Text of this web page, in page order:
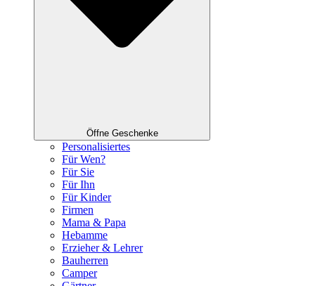
Öffne Geschenke
Personalisiertes
Für Wen?
Für Sie
Für Ihn
Für Kinder
Firmen
Mama & Papa
Hebamme
Erzieher & Lehrer
Bauherren
Camper